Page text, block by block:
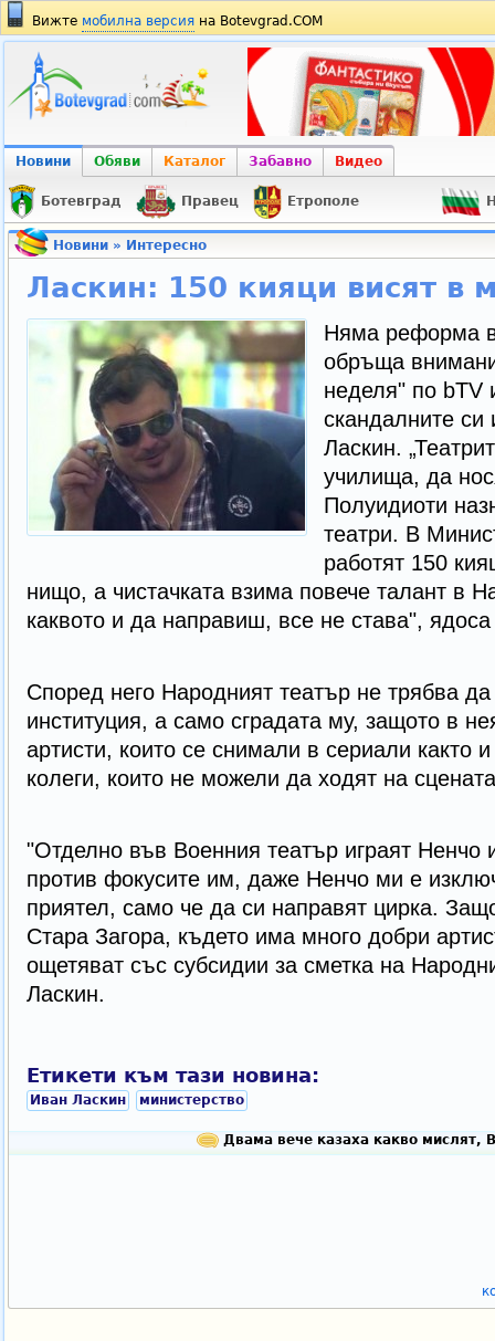
Вижте мобилна версия на Botevgrad.COM
Новини Обяви Каталог Забавно Видео
Ботевград Правец Етрополе
Новини» Интересно
Ласкин: 150 кияци висят в
Няма реформа
обръща
неделя" по bTV
скандалните си
Ласкин.
училища, да
Полуидиоти
театри. В
работят 150
нищо, а чистачката взима повече талант в
каквото и да направиш, все не става", ядоса
Според него Народният театър не трябва
институция, а само сградата му, защото в
артисти, които се снимали в сериали както
колеги, които не можели да ходят на
"Отделно във Военния театър играят
против фокусите им, даже Ненчо ми е
приятел, само че да си направят цирка.
Стара Загора, където има много добри
ощетяват със субсидии за сметка на
Ласкин.
Етикети към тази новина:
Иван Ласкин министерство
Двама вече казаха какво мислят,